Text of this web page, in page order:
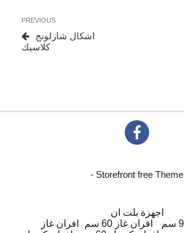
المقالات
Previous
Post
PREVIOUS
اشكال شازلونج
كلاسيك
- Storefront free Theme
اجهزة بلت ان
افران غاز
افران غاز 60 سم